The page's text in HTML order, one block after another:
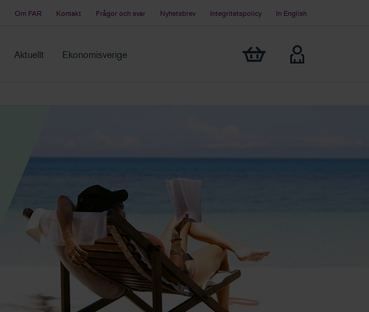
Om FAR Kontakt Frågor och svar Nyhetsbrev Integritetspolicy In English
Aktuellt Ekonomisverige Visa min varukorg